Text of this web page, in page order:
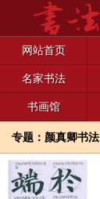
网站首页
名家书法
书画馆
专题：颜真卿书法